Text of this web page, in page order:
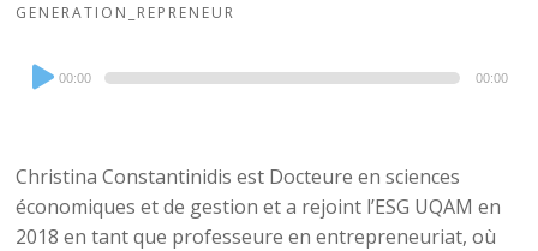
GENERATION_REPRENEUR
Audio
Player
00:00 00:00
Christina Constantinidis est Docteure en sciences
économiques et de gestion et a rejoint l’ESG UQAM en
2018 en tant que professeure en entrepreneuriat, où